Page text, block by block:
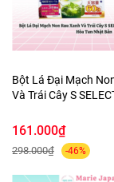
Bột Lá Đại Mạch
Và Trái Cây S
Bản
161.000₫
298.000₫ -46%